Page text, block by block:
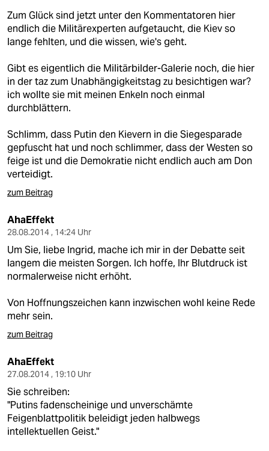
Zum Glück sind jetzt unter den Kommentatoren hier
endlich die Militärexperten aufgetaucht, die Kiev so
lange fehlten, und die wissen, wie's geht.
Gibt es eigentlich die Militärbilder-Galerie noch, die hier
in der taz zum Unabhängigkeitstag zu besichtigen war?
ich wollte sie mit meinen Enkeln noch einmal
durchblättern.
Schlimm, dass Putin den Kievern in die Siegesparade
gepfuscht hat und noch schlimmer, dass der Westen so
feige ist und die Demokratie nicht endlich auch am Don
verteidigt.
zum Beitrag
AhaEffekt
28.08.2014 , 14:24 Uhr
Um Sie, liebe Ingrid, mache ich mir in der Debatte seit
langem die meisten Sorgen. Ich hoffe, Ihr Blutdruck ist
normalerweise nicht erhöht.
Von Hoffnungszeichen kann inzwischen wohl keine Rede
mehr sein.
zum Beitrag
AhaEffekt
27.08.2014 , 19:10 Uhr
Sie schreiben:
"Putins fadenscheinige und unverschämte
Feigenblattpolitik beleidigt jeden halbwegs
intellektuellen Geist."